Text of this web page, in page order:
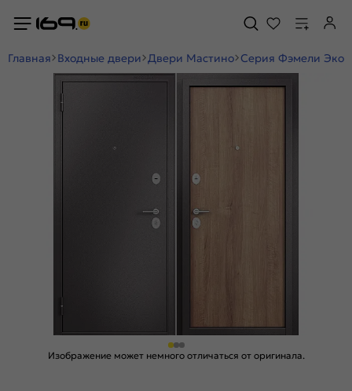
Главная Входные двери Двери Мастино Серия Фэмели Эко
Изображение может немного отличаться от оригинала.